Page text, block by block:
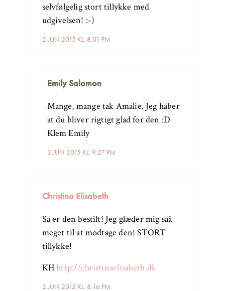
2 JUN 2015 KL. 8:01 PM
selvfølgelig stort tillykke med
udgivelsen! :-)
Emily Salomon
2 JUN 2015 KL. 9:27 PM
Mange, mange tak Amalie. Jeg håber
at du bliver rigtigt glad for den :D
Klem Emily
Christina Elisabeth
2 JUN 2015 KL. 8:16 PM
Så er den bestilt! Jeg glæder mig såå
meget til at modtage den! STORT
tillykke!
KHhttp://christinaelisabeth.dk